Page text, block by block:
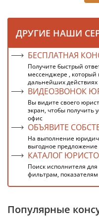
ДРУГИЕ НАШИ
БЕСПЛАТНАЯ
Получите быстрый
мессенджере ,
дальнейших действиях
ВИДЕОЗВОНОК
Вы видите своего
экран, чтобы получить
офис
ОБЪЯВИТЕ
На выполнение
выгодное предложение
КАТАЛОГ
Поиск исполнителя
фильтрам,
Популярные